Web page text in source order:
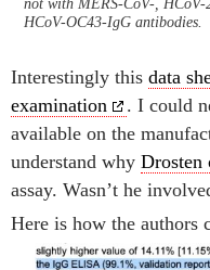
not with MERS-CoV-,
HCoV-OC43-IgG antibodies.
Interestingly this data
examination
. I could
available on the
understand why Drosten
assay. Wasn’t he
Here is how the authors